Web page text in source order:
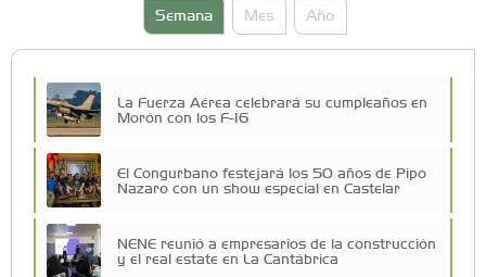
Semana Mes Año
La Fuerza Aérea celebrará su cumpleaños en
Morón con los F-16
El Congurbano festejará los 50 años de Pipo
Nazaro con un show especial en Castelar
NENE reunió a empresarios de la construcción
y el real estate en La Cantábrica